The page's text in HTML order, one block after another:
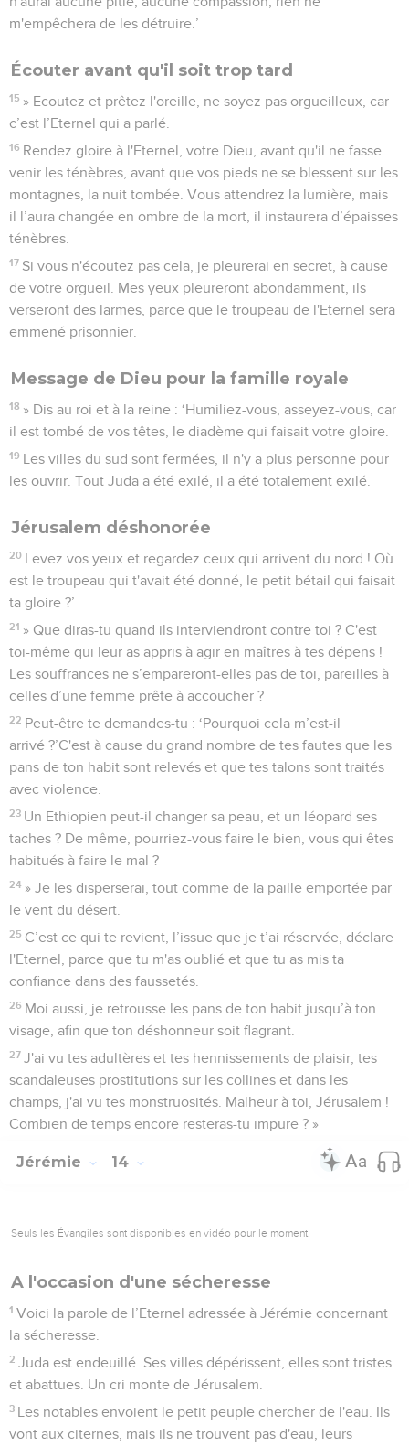
m'empêchera de les détruire.’
Écouter avant qu'il soit trop tard
15 » Ecoutez et prêtez l'oreille, ne soyez pas orgueilleux, car
c’est l’Eternel qui a parlé.
16 Rendez gloire à l'Eternel, votre Dieu, avant qu'il ne fasse
venir les ténèbres, avant que vos pieds ne se blessent sur les
montagnes, la nuit tombée. Vous attendrez la lumière, mais
il l’aura changée en ombre de la mort, il instaurera d’épaisses
ténèbres.
17 Si vous n'écoutez pas cela, je pleurerai en secret, à cause
de votre orgueil. Mes yeux pleureront abondamment, ils
verseront des larmes, parce que le troupeau de l'Eternel sera
emmené prisonnier.
Message de Dieu pour la famille royale
18 » Dis au roi et à la reine : ‘Humiliez-vous, asseyez-vous, car
il est tombé de vos têtes, le diadème qui faisait votre gloire.
19 Les villes du sud sont fermées, il n'y a plus personne pour
les ouvrir. Tout Juda a été exilé, il a été totalement exilé.
Jérusalem déshonorée
20 Levez vos yeux et regardez ceux qui arrivent du nord ! Où
est le troupeau qui t'avait été donné, le petit bétail qui faisait
ta gloire ?’
21 » Que diras-tu quand ils interviendront contre toi ? C'est
toi-même qui leur as appris à agir en maîtres à tes dépens !
Les souffrances ne s’empareront-elles pas de toi, pareilles à
celles d’une femme prête à accoucher ?
22 Peut-être te demandes-tu : ‘Pourquoi cela m’est-il
arrivé ?’C'est à cause du grand nombre de tes fautes que les
pans de ton habit sont relevés et que tes talons sont traités
avec violence.
23 Un Ethiopien peut-il changer sa peau, et un léopard ses
taches ? De même, pourriez-vous faire le bien, vous qui êtes
habitués à faire le mal ?
24 » Je les disperserai, tout comme de la paille emportée par
le vent du désert.
25 C’est ce qui te revient, l’issue que je t’ai réservée, déclare
l'Eternel, parce que tu m'as oublié et que tu as mis ta
confiance dans des faussetés.
26 Moi aussi, je retrousse les pans de ton habit jusqu’à ton
visage, afin que ton déshonneur soit flagrant.
27 J'ai vu tes adultères et tes hennissements de plaisir, tes
scandaleuses prostitutions sur les collines et dans les
champs, j'ai vu tes monstruosités. Malheur à toi, Jérusalem !
Combien de temps encore resteras-tu impure ? »
Jérémie 14
Seuls les Évangiles sont disponibles en vidéo pour le moment.
A l'occasion d'une sécheresse
1 Voici la parole de l’Eternel adressée à Jérémie concernant
la sécheresse.
2 Juda est endeuillé. Ses villes dépérissent, elles sont tristes
et abattues. Un cri monte de Jérusalem.
3 Les notables envoient le petit peuple chercher de l'eau. Ils
vont aux citernes, mais ils ne trouvent pas d'eau, leurs